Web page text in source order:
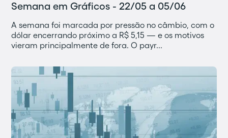
Semana em Gráficos - 22/05 a 05/06
A semana foi marcada por pressão no câmbio, com o
dólar encerrando próximo a R$ 5,15 — e os motivos
vieram principalmente de fora. O payr...